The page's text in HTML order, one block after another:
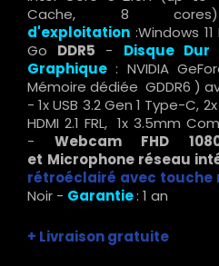
Cache, 8
d'exploitation :Windows
Go DDR5 - Disque Dur
Graphique : NVIDIA
Mémoire dédiée GDDR6 )
- 1x USB 3.2 Gen 1 Type-C,
HDMI 2.1 FRL, 1x 3.5mm
-Webcam FHD
et Microphone réseau
rétroéclairé avec touche
Noir - Garantie: 1 an
+ Livraison gratuite